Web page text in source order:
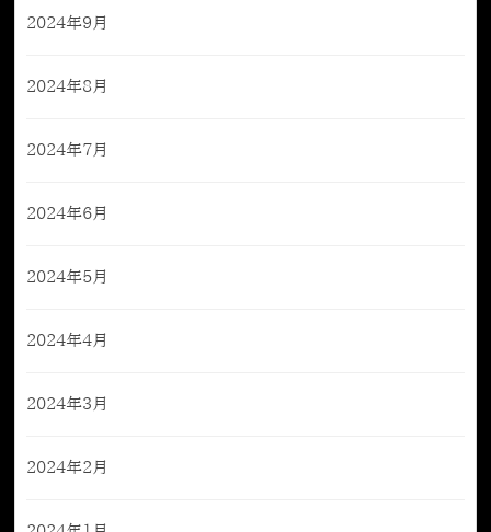
2024年9月
2024年8月
2024年7月
2024年6月
2024年5月
2024年4月
2024年3月
2024年2月